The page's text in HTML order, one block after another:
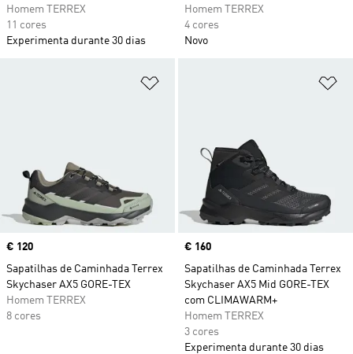
Homem TERREX
11 cores
Experimenta durante 30 dias
Homem TERREX
4 cores
Novo
Price
€ 120
Sapatilhas de Caminhada Terrex
Skychaser AX5 GORE-TEX
Homem TERREX
8 cores
Price
€ 160
Sapatilhas de Caminhada Terrex
Skychaser AX5 Mid GORE-TEX
com CLIMAWARM+
Homem TERREX
3 cores
Experimenta durante 30 dias